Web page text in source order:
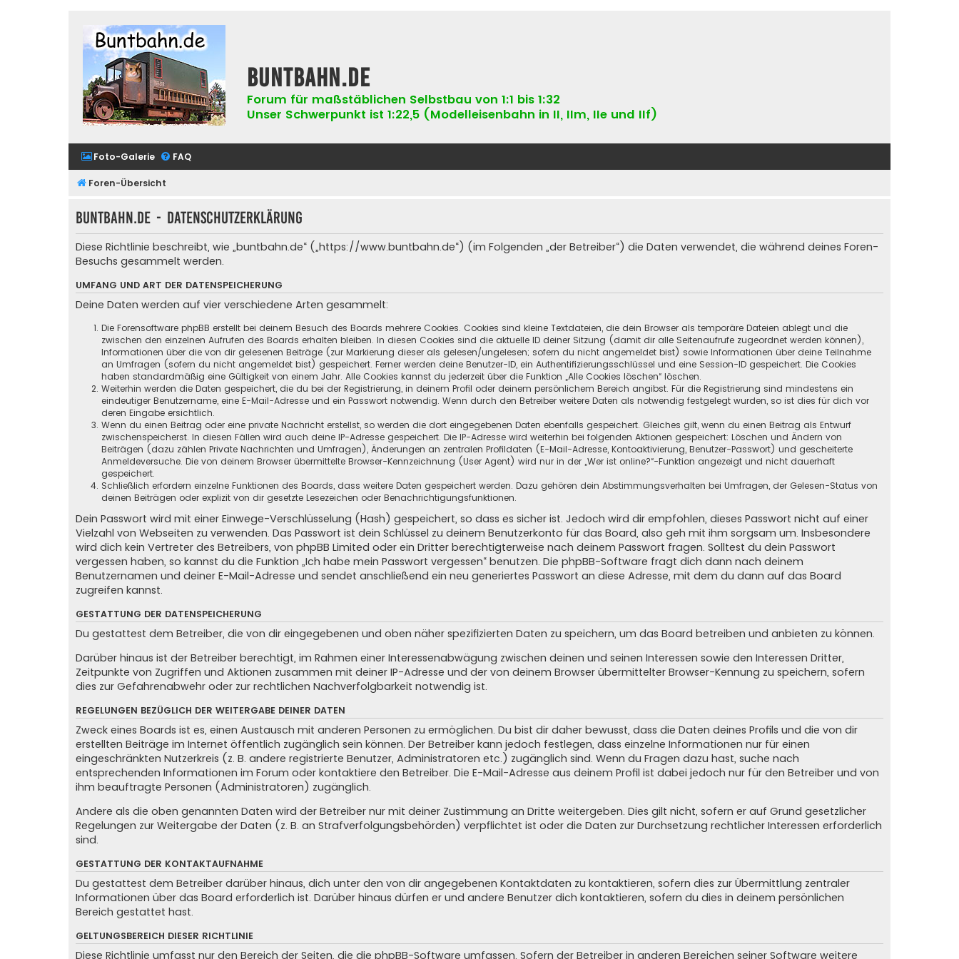
buntbahn.de
Forum für maßstäblichen Selbstbau von 1:1 bis 1:32
Unser Schwerpunkt ist 1:22,5 (Modelleisenbahn in II, IIm, IIe und IIf)
Foto-Galerie FAQ
Foren-Übersicht
buntbahn.de - Datenschutzerklärung
Diese Richtlinie beschreibt, wie „buntbahn.de“ („https://www.buntbahn.de“) (im Folgenden „der Betreiber“) die Daten verwendet, die während deines Foren-
Besuchs gesammelt werden.
UMFANG UND ART DER DATENSPEICHERUNG
Deine Daten werden auf vier verschiedene Arten gesammelt:
Die Forensoftware phpBB erstellt bei deinem Besuch des Boards mehrere Cookies. Cookies sind kleine Textdateien, die dein Browser als temporäre Dateien ablegt und die
zwischen den einzelnen Aufrufen des Boards erhalten bleiben. In diesen Cookies sind die aktuelle ID deiner Sitzung (damit dir alle Seitenaufrufe zugeordnet werden können),
Informationen über die von dir gelesenen Beiträge (zur Markierung dieser als gelesen/ungelesen; sofern du nicht angemeldet bist) sowie Informationen über deine Teilnahme
an Umfragen (sofern du nicht angemeldet bist) gespeichert. Ferner werden deine Benutzer-ID, ein Authentifizierungsschlüssel und eine Session-ID gespeichert. Die Cookies
haben standardmäßig eine Gültigkeit von einem Jahr. Alle Cookies kannst du jederzeit über die Funktion „Alle Cookies löschen“ löschen.
Weiterhin werden die Daten gespeichert, die du bei der Registrierung, in deinem Profil oder deinem persönlichem Bereich angibst. Für die Registrierung sind mindestens ein
eindeutiger Benutzername, eine E-Mail-Adresse und ein Passwort notwendig. Wenn durch den Betreiber weitere Daten als notwendig festgelegt wurden, so ist dies für dich vor
deren Eingabe ersichtlich.
Wenn du einen Beitrag oder eine private Nachricht erstellst, so werden die dort eingegebenen Daten ebenfalls gespeichert. Gleiches gilt, wenn du einen Beitrag als Entwurf
zwischenspeicherst. In diesen Fällen wird auch deine IP-Adresse gespeichert. Die IP-Adresse wird weiterhin bei folgenden Aktionen gespeichert: Löschen und Ändern von
Beiträgen (dazu zählen Private Nachrichten und Umfragen), Änderungen an zentralen Profildaten (E-Mail-Adresse, Kontoaktivierung, Benutzer-Passwort) und gescheiterte
Anmeldeversuche. Die von deinem Browser übermittelte Browser-Kennzeichnung (User Agent) wird nur in der „Wer ist online?“-Funktion angezeigt und nicht dauerhaft
gespeichert.
Schließlich erfordern einzelne Funktionen des Boards, dass weitere Daten gespeichert werden. Dazu gehören dein Abstimmungsverhalten bei Umfragen, der Gelesen-Status von
deinen Beiträgen oder explizit von dir gesetzte Lesezeichen oder Benachrichtigungsfunktionen.
Dein Passwort wird mit einer Einwege-Verschlüsselung (Hash) gespeichert, so dass es sicher ist. Jedoch wird dir empfohlen, dieses Passwort nicht auf einer
Vielzahl von Webseiten zu verwenden. Das Passwort ist dein Schlüssel zu deinem Benutzerkonto für das Board, also geh mit ihm sorgsam um. Insbesondere
wird dich kein Vertreter des Betreibers, von phpBB Limited oder ein Dritter berechtigterweise nach deinem Passwort fragen. Solltest du dein Passwort
vergessen haben, so kannst du die Funktion „Ich habe mein Passwort vergessen“ benutzen. Die phpBB-Software fragt dich dann nach deinem
Benutzernamen und deiner E-Mail-Adresse und sendet anschließend ein neu generiertes Passwort an diese Adresse, mit dem du dann auf das Board
zugreifen kannst.
GESTATTUNG DER DATENSPEICHERUNG
Du gestattest dem Betreiber, die von dir eingegebenen und oben näher spezifizierten Daten zu speichern, um das Board betreiben und anbieten zu können.
Darüber hinaus ist der Betreiber berechtigt, im Rahmen einer Interessenabwägung zwischen deinen und seinen Interessen sowie den Interessen Dritter,
Zeitpunkte von Zugriffen und Aktionen zusammen mit deiner IP-Adresse und der von deinem Browser übermittelter Browser-Kennung zu speichern, sofern
dies zur Gefahrenabwehr oder zur rechtlichen Nachverfolgbarkeit notwendig ist.
REGELUNGEN BEZÜGLICH DER WEITERGABE DEINER DATEN
Zweck eines Boards ist es, einen Austausch mit anderen Personen zu ermöglichen. Du bist dir daher bewusst, dass die Daten deines Profils und die von dir
erstellten Beiträge im Internet öffentlich zugänglich sein können. Der Betreiber kann jedoch festlegen, dass einzelne Informationen nur für einen
eingeschränkten Nutzerkreis (z. B. andere registrierte Benutzer, Administratoren etc.) zugänglich sind. Wenn du Fragen dazu hast, suche nach
entsprechenden Informationen im Forum oder kontaktiere den Betreiber. Die E-Mail-Adresse aus deinem Profil ist dabei jedoch nur für den Betreiber und von
ihm beauftragte Personen (Administratoren) zugänglich.
Andere als die oben genannten Daten wird der Betreiber nur mit deiner Zustimmung an Dritte weitergeben. Dies gilt nicht, sofern er auf Grund gesetzlicher
Regelungen zur Weitergabe der Daten (z. B. an Strafverfolgungsbehörden) verpflichtet ist oder die Daten zur Durchsetzung rechtlicher Interessen erforderlich
sind.
GESTATTUNG DER KONTAKTAUFNAHME
Du gestattest dem Betreiber darüber hinaus, dich unter den von dir angegebenen Kontaktdaten zu kontaktieren, sofern dies zur Übermittlung zentraler
Informationen über das Board erforderlich ist. Darüber hinaus dürfen er und andere Benutzer dich kontaktieren, sofern du dies in deinem persönlichen
Bereich gestattet hast.
GELTUNGSBEREICH DIESER RICHTLINIE
Diese Richtlinie umfasst nur den Bereich der Seiten, die die phpBB-Software umfassen. Sofern der Betreiber in anderen Bereichen seiner Software weitere